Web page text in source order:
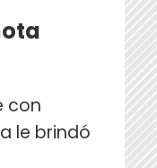
con
le brindó